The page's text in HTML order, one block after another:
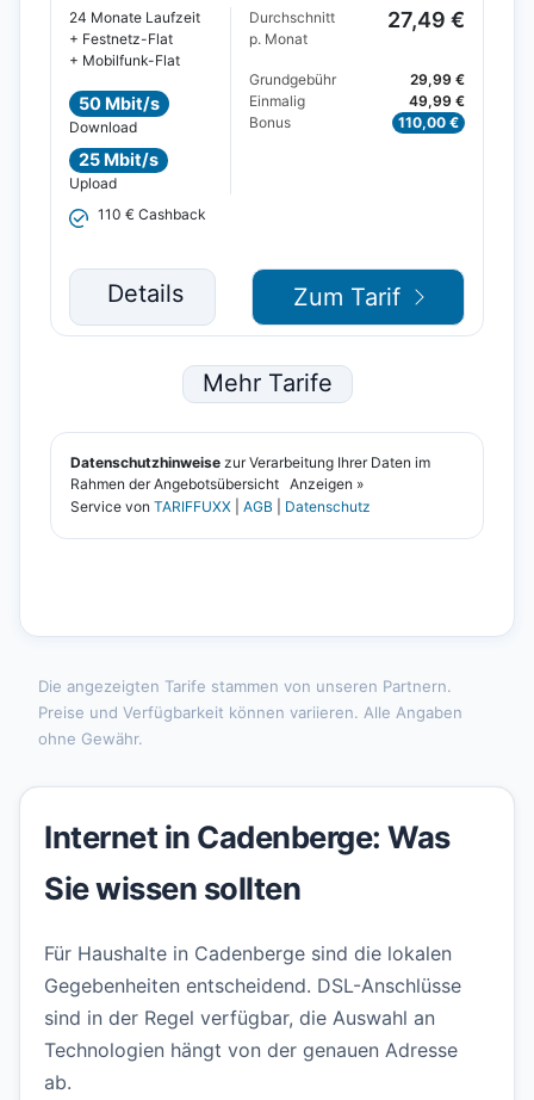
Die angezeigten Tarife stammen von unseren Partnern.
Preise und Verfügbarkeit können variieren. Alle Angaben
ohne Gewähr.
Internet in Cadenberge: Was
Sie wissen sollten
Für Haushalte in Cadenberge sind die lokalen
Gegebenheiten entscheidend. DSL-Anschlüsse
sind in der Regel verfügbar, die Auswahl an
Technologien hängt von der genauen Adresse
ab.